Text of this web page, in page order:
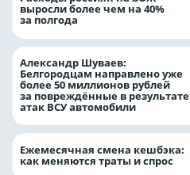
выросли более чем на 40%
за полгода
Александр Шуваев:
Белгородцам направлено уже
более 50 миллионов рублей
за повреждённые в результате
атак ВСУ автомобили
Ежемесячная смена кешбэка:
как меняются траты и спрос